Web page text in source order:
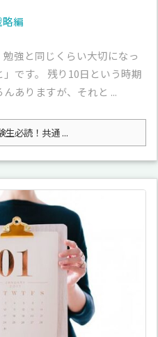
編
強と同じくらい大切になっ
です。 残り10日という時期
ありますが、それと ...
生必読！共通 ...